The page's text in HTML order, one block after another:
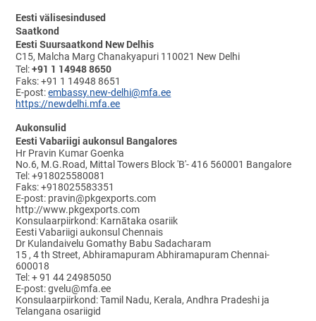
Eesti välisesindused
Saatkond
Eesti Suursaatkond New Delhis
C15, Malcha Marg Chanakyapuri 110021 New Delhi
Tel:+91 1 14948 8650
Faks: +91 1 14948 8651
E-post:embassy.new-delhi@mfa.ee
https://newdelhi.mfa.ee
Aukonsulid
Eesti Vabariigi aukonsul Bangalores
Hr Pravin Kumar Goenka
No.6, M.G.Road, Mittal Towers Block 'B'- 416 560001 Bangalore
Tel: +918025580081
Faks: +918025583351
E-post: pravin@pkgexports.com
http://www.pkgexports.com
Konsulaarpiirkond: Karnātaka osariik
Eesti Vabariigi aukonsul Chennais
Dr Kulandaivelu Gomathy Babu Sadacharam
15 , 4 th Street, Abhiramapuram Abhiramapuram Chennai-
600018
Tel: + 91 44 24985050
E-post: gvelu@mfa.ee
Konsulaarpiirkond: Tamil Nadu, Kerala, Andhra Pradeshi ja
Telangana osariigid